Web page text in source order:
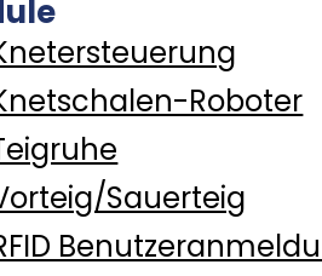
Roboter
Sauerteig